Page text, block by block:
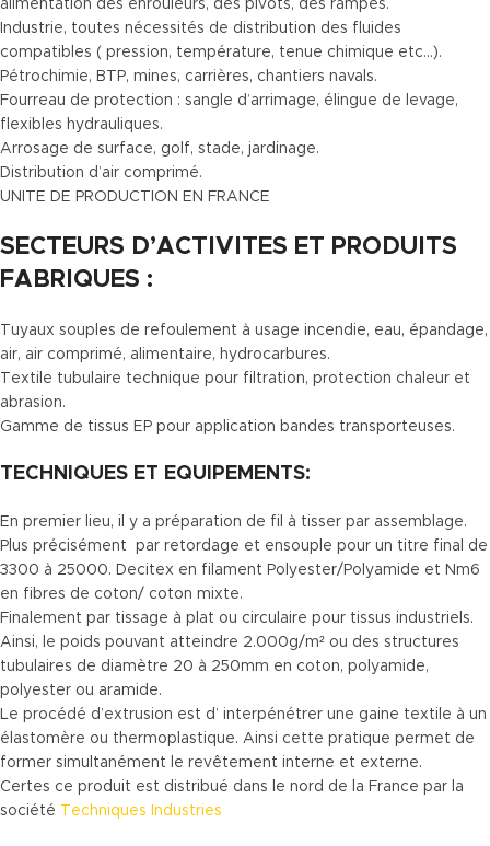
alimentation des enrouleurs, des pivots, des rampes.
Industrie, toutes nécessités de distribution des fluides
compatibles ( pression, température, tenue chimique etc…).
Pétrochimie, BTP, mines, carrières, chantiers navals.
Fourreau de protection : sangle d’arrimage, élingue de levage,
flexibles hydrauliques.
Arrosage de surface, golf, stade, jardinage.
Distribution d’air comprimé.
UNITE DE PRODUCTION EN FRANCE
SECTEURS D’ACTIVITES ET PRODUITS
FABRIQUES :
Tuyaux souples de refoulement à usage incendie, eau, épandage,
air, air comprimé, alimentaire, hydrocarbures.
Textile tubulaire technique pour filtration, protection chaleur et
abrasion.
Gamme de tissus EP pour application bandes transporteuses.
TECHNIQUES ET EQUIPEMENTS:
En premier lieu, il y a préparation de fil à tisser par assemblage.
Plus précisément par retordage et ensouple pour un titre final de
3300 à 25000. Decitex en filament Polyester/Polyamide et Nm6
en fibres de coton/ coton mixte.
Finalement par tissage à plat ou circulaire pour tissus industriels.
Ainsi, le poids pouvant atteindre 2.000g/m² ou des structures
tubulaires de diamètre 20 à 250mm en coton, polyamide,
polyester ou aramide.
Le procédé d’extrusion est d’ interpénétrer une gaine textile à un
élastomère ou thermoplastique. Ainsi cette pratique permet de
former simultanément le revêtement interne et externe.
Certes ce produit est distribué dans le nord de la France par la
société
Techniques Industries